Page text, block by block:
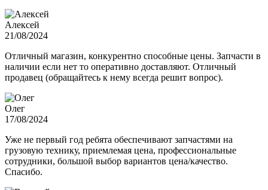
Алексей
21/08/2024
Отличный магазин, конкурентно способные цены. Запчасти в
наличии если нет то оперативно доставляют. Отличный
продавец (обращайтесь к нему всегда решит вопрос).
Олег
17/08/2024
Уже не первый год ребята обеспечивают запчастями на
грузовую технику, приемлемая цена, профессиональные
сотрудники, большой выбор вариантов цена/качество.
Спасибо.